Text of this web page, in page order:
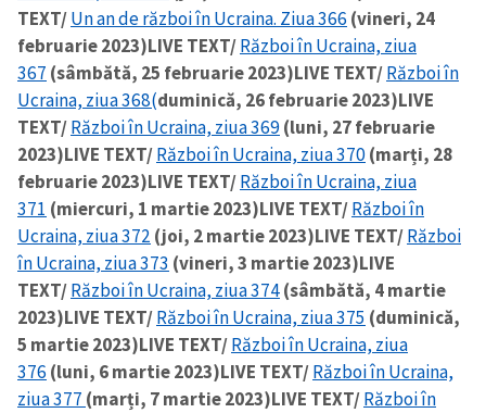
TEXT/Un an de război în Ucraina. Ziua 366 (vineri, 24
februarie 2023)LIVE TEXT/Război în Ucraina, ziua
367 (sâmbătă, 25 februarie 2023)LIVE TEXT/Război în
Ucraina, ziua 368(duminică, 26 februarie 2023)LIVE
TEXT/Război în Ucraina, ziua 369(luni, 27 februarie
2023)LIVE TEXT/Război în Ucraina, ziua 370(marți, 28
februarie 2023)LIVE TEXT/Război în Ucraina, ziua
371 (miercuri, 1 martie 2023)LIVE TEXT/Război în
Ucraina, ziua 372 (joi, 2 martie 2023)LIVE TEXT/Război
în Ucraina, ziua 373 (vineri, 3 martie 2023)LIVE
TEXT/Război în Ucraina, ziua 374(sâmbătă, 4 martie
2023)LIVE TEXT/Război în Ucraina, ziua 375 (duminică,
5 martie 2023)LIVE TEXT/Război în Ucraina, ziua
376 (luni, 6 martie 2023)LIVE TEXT/Război în Ucraina,
ziua 377 (marți, 7 martie 2023)LIVE TEXT/Război în